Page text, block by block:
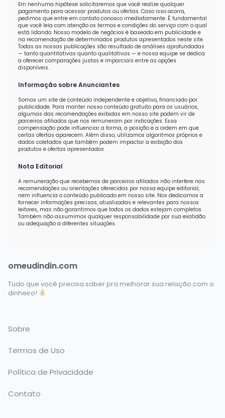
Em nenhuma hipótese solicitaremos que você realize qualquer
pagamento para acessar produtos ou ofertas. Caso isso ocorra,
pedimos que entre em contato conosco imediatamente. É fundamental
que você leia com atenção os termos e condições do serviço com o qual
está lidando. Nosso modelo de negócios é baseado em publicidade e
na recomendação de determinados produtos apresentados neste site.
Todas as nossas publicações são resultado de análises aprofundadas
— tanto quantitativas quanto qualitativas — e nossa equipe se dedica
a oferecer comparações justas e imparciais entre as opções
disponíveis.
Informação sobre Anunciantes
Somos um site de conteúdo independente e objetivo, financiado por
publicidade. Para manter nosso conteúdo gratuito para os usuários,
algumas das recomendações exibidas em nosso site podem vir de
parceiros afiliados que nos remuneram por indicações. Essa
compensação pode influenciar a forma, a posição e a ordem em que
certas ofertas aparecem. Além disso, utilizamos algoritmos próprios e
dados coletados que também podem impactar a exibição dos
produtos e ofertas apresentados.
Nota Editorial
A remuneração que recebemos de parceiros afiliados não interfere nas
recomendações ou orientações oferecidas por nossa equipe editorial,
nem influencia o conteúdo publicado em nosso site. Nos dedicamos a
fornecer informações precisas, atualizadas e relevantes para nossos
leitores, mas não garantimos que todos os dados estejam completos.
Também não assumimos qualquer responsabilidade por sua exatidão
ou adequação a diferentes situações.
omeudindin.com
Tudo que você precisa saber pra melhorar sua relação com o
dinheiro!
Sobre
Termos de Uso
Política de Privacidade
Contato